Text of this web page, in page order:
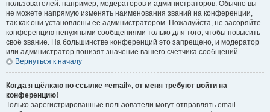
пользователей: например, модераторов и администраторов. Обычно вы
не можете напрямую изменять наименования званий на конференции,
так как они установлены её администратором. Пожалуйста, не засоряйте
конференцию ненужными сообщениями только для того, чтобы повысить
своё звание. На большинстве конференций это запрещено, и модератор
или администратор понизят значение вашего счётчика сообщений.
Вернуться к началу
Когда я щёлкаю по ссылке «email», от меня требуют войти на
конференцию!
Только зарегистрированные пользователи могут отправлять email-